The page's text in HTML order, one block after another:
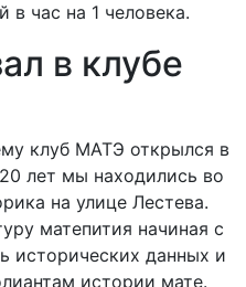
в час на 1 человека.
в клубе
клуб МАТЭ открылся в
лет мы находились во
на улице Лестева.
матепития начиная с
исторических данных и
истории мате.